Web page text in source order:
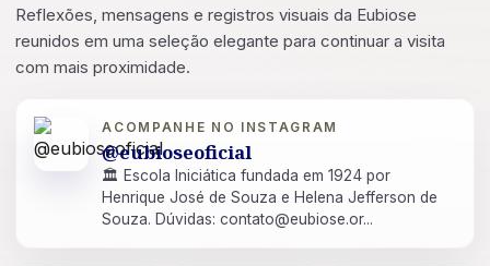
Reflexões, mensagens e registros visuais da Eubiose
reunidos em uma seleção elegante para continuar a visita
com mais proximidade.
ACOMPANHE NO INSTAGRAM
@eubioseoficial
🏛 Escola Iniciática fundada em 1924 por
Henrique José de Souza e Helena Jefferson de
Souza. Dúvidas: contato@eubiose.or...